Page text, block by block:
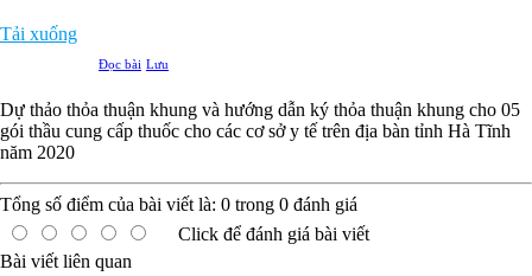
Tải xuống
Đọc bài Lưu
Dự thảo thỏa thuận khung và hướng dẫn ký thỏa thuận khung cho 05
gói thầu cung cấp thuốc cho các cơ sở y tế trên địa bàn tỉnh Hà Tĩnh
năm 2020
Tổng số điểm của bài viết là: 0 trong 0 đánh giá
Click để đánh giá bài viết
Bài viết liên quan